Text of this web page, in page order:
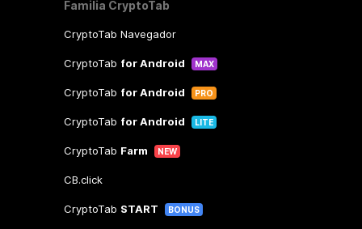
Familia CryptoTab
CryptoTab Navegador
CryptoTab for Android MAX
CryptoTab for Android PRO
CryptoTab for Android LITE
CryptoTab Farm NEW
CB.click
CryptoTab START BONUS